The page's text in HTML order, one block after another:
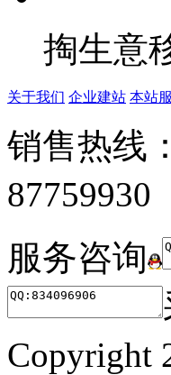
掏生意
关于我们 企业建站 本站
销售热线
服务咨询
Copyright